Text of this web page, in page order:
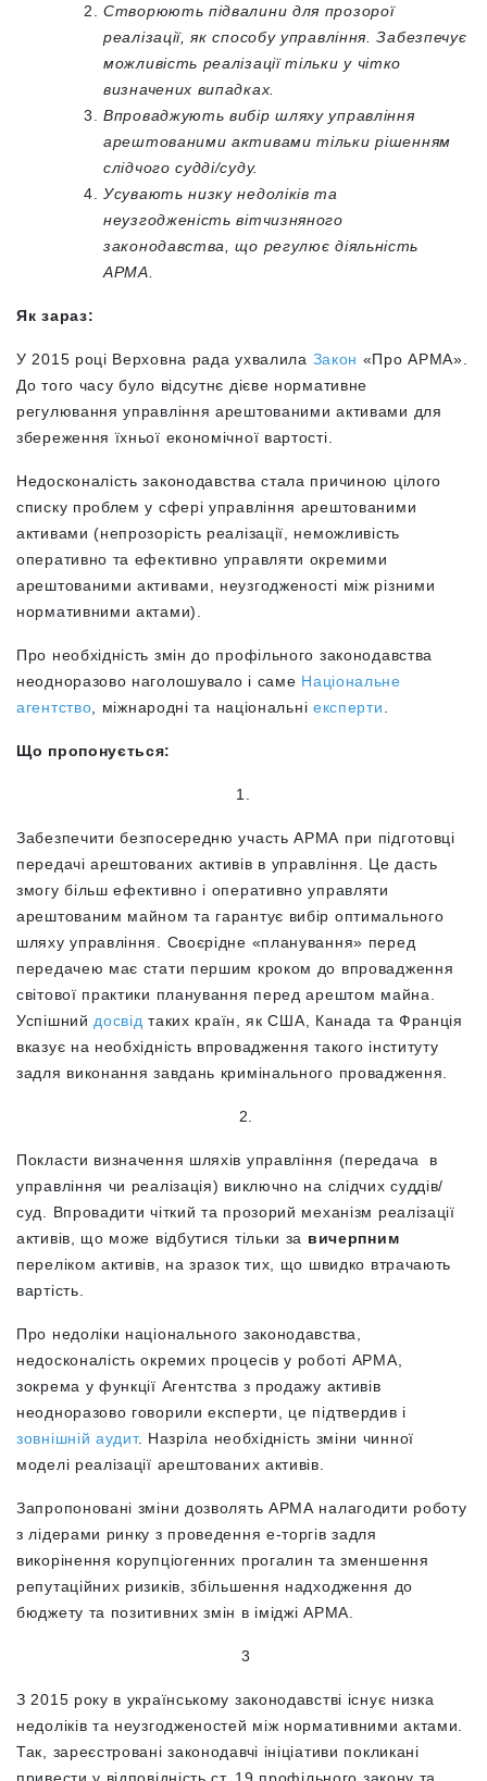
Створюють підвалини для прозорої
реалізації, як способу управління. Забезпечує
можливість реалізації тільки у чітко
визначених випадках.
Впроваджують вибір шляху управління
арештованими активами тільки рішенням
слідчого судді/суду.
Усувають низку недоліків та
неузгодженість вітчизняного
законодавства, що регулює діяльність
АРМА.
Як зараз:
У 2015 році Верховна рада ухвалила Закон «Про АРМА».
До того часу було відсутнє дієве нормативне
регулювання управління арештованими активами для
збереження їхньої економічної вартості.
Недосконалість законодавства стала причиною цілого
списку проблем у сфері управління арештованими
активами (непрозорість реалізації, неможливість
оперативно та ефективно управляти окремими
арештованими активами, неузгодженості між різними
нормативними актами).
Про необхідність змін до профільного законодавства
неодноразово наголошувало і саме Національне
агентство , міжнародні та національні експерти
Що пропонується:
1.
Забезпечити безпосередню участь АРМА при підготовці
передачі арештованих активів в управління. Це дасть
змогу більш ефективно і оперативно управляти
арештованим майном та гарантує вибір оптимального
шляху управління. Своєрідне «планування» перед
передачею має стати першим кроком до впровадження
світової практики планування перед арештом майна.
Успішний досвід таких країн, як США, Канада та Франція
вказує на необхідність впровадження такого інституту
задля виконання завдань кримінального провадження.
2.
Покласти визначення шляхів управління (передача в
управління чи реалізація) виключно на слідчих суддів/
суд. Впровадити чіткий та прозорий механізм реалізації
активів, що може відбутися тільки за вичерпним
переліком активів, на зразок тих, що швидко втрачають
вартість.
Про недоліки національного законодавства,
недосконалість окремих процесів у роботі АРМА,
зокрема у функції Агентства з продажу активів
неодноразово говорили експерти, це підтвердив і
зовнішній аудит. Назріла необхідність зміни чинної
моделі реалізації арештованих активів.
Запропоновані зміни дозволять АРМА налагодити роботу
з лідерами ринку з проведення е-торгів задля
викорінення корупціогенних прогалин та зменшення
репутаційних ризиків, збільшення надходження до
бюджету та позитивних змін в іміджі АРМА.
3
З 2015 року в українському законодавстві існує низка
недоліків та неузгодженостей між нормативними актами.
Так, зареєстровані законодавчі ініціативи покликані
привести у відповідність ст. 19 профільного закону та